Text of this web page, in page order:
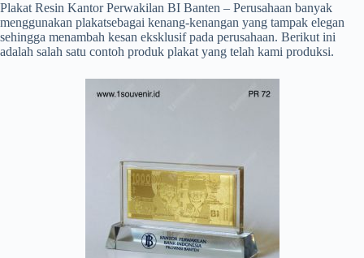
Plakat Resin Kantor Perwakilan BI Banten – Perusahaan banyak
menggunakan plakatsebagai kenang-kenangan yang tampak elegan
sehingga menambah kesan eksklusif pada perusahaan. Berikut ini
adalah salah satu contoh produk plakat yang telah kami produksi.